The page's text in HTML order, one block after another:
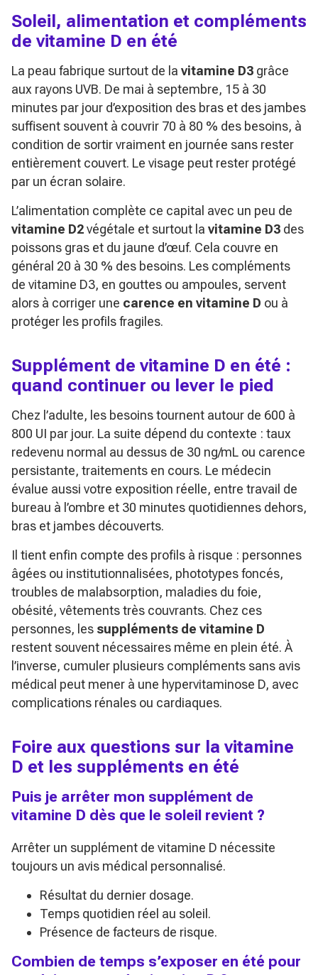
Soleil, alimentation et compléments
de vitamine D en été
La peau fabrique surtout de la vitamine D3 grâce
aux rayons UVB. De mai à septembre, 15 à 30
minutes par jour d’exposition des bras et des jambes
suffisent souvent à couvrir 70 à 80 % des besoins, à
condition de sortir vraiment en journée sans rester
entièrement couvert. Le visage peut rester protégé
par un écran solaire.
L’alimentation complète ce capital avec un peu de
vitamine D2végétale et surtout la vitamine D3 des
poissons gras et du jaune d’œuf. Cela couvre en
général 20 à 30 % des besoins. Les compléments
de vitamine D3, en gouttes ou ampoules, servent
alors à corriger une carence en vitamine D ou à
protéger les profils fragiles.
Supplément de vitamine D en été :
quand continuer ou lever le pied
Chez l’adulte, les besoins tournent autour de 600 à
800 UI par jour. La suite dépend du contexte : taux
redevenu normal au dessus de 30 ng/mL ou carence
persistante, traitements en cours. Le médecin
évalue aussi votre exposition réelle, entre travail de
bureau à l’ombre et 30 minutes quotidiennes dehors,
bras et jambes découverts.
Il tient enfin compte des profils à risque : personnes
âgées ou institutionnalisées, phototypes foncés,
troubles de malabsorption, maladies du foie,
obésité, vêtements très couvrants. Chez ces
personnes, les suppléments de vitamine D
restent souvent nécessaires même en plein été. À
l’inverse, cumuler plusieurs compléments sans avis
médical peut mener à une hypervitaminose D, avec
complications rénales ou cardiaques.
Foire aux questions sur la vitamine
D et les suppléments en été
Puis je arrêter mon supplément de
vitamine D dès que le soleil revient ?
Arrêter un supplément de vitamine D nécessite
toujours un avis médical personnalisé.
Résultat du dernier dosage.
Temps quotidien réel au soleil.
Présence de facteurs de risque.
Combien de temps s’exposer en été pour